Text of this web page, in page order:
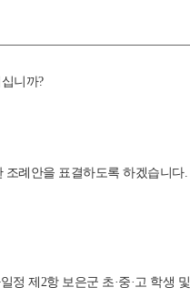
니까?
조례안을 표결하도록 하겠습니다.
정 제2항 보은군 초·중·고 학생